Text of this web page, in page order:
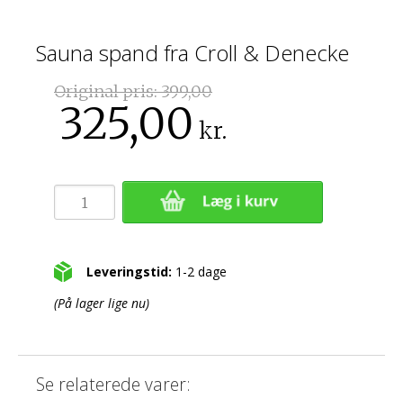
Sauna spand fra Croll & Denecke
Original pris:399,00
325,00 kr.
Leveringstid: 1-2 dage
(På lager lige nu)
Se relaterede varer: